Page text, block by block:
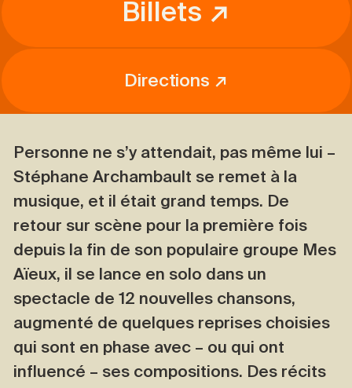
Billets ↗
Directions ↗
Personne ne s’y attendait, pas même lui –
Stéphane Archambault se remet à la
musique, et il était grand temps. De
retour sur scène pour la première fois
depuis la fin de son populaire groupe Mes
Aïeux, il se lance en solo dans un
spectacle de 12 nouvelles chansons,
augmenté de quelques reprises choisies
qui sont en phase avec – ou qui ont
influencé – ses compositions. Des récits